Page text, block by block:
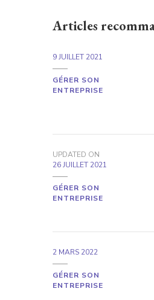
Articles
9 JUILLET 2021
GÉRER SON
ENTREPRISE
UPDATED ON
26 JUILLET 2021
GÉRER SON
ENTREPRISE
2 MARS 2022
GÉRER SON
ENTREPRISE